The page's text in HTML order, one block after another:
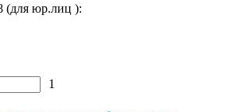
(для юр.лиц ):
1